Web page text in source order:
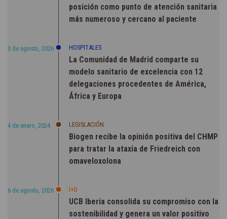
posición como punto de atención sanitaria
más numeroso y cercano al paciente
3 de agosto, 2026 HOSPITALES
La Comunidad de Madrid comparte su
modelo sanitario de excelencia con 12
delegaciones procedentes de América,
África y Europa
4 de enero, 2024 LEGISLACIÓN
Biogen recibe la opinión positiva del CHMP
para tratar la ataxia de Friedreich con
omaveloxolona
6 de agosto, 2026 I+D
UCB Iberia consolida su compromiso con la
sostenibilidad y genera un valor positivo